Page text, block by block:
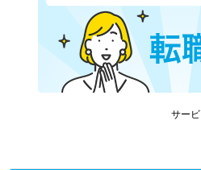
サー